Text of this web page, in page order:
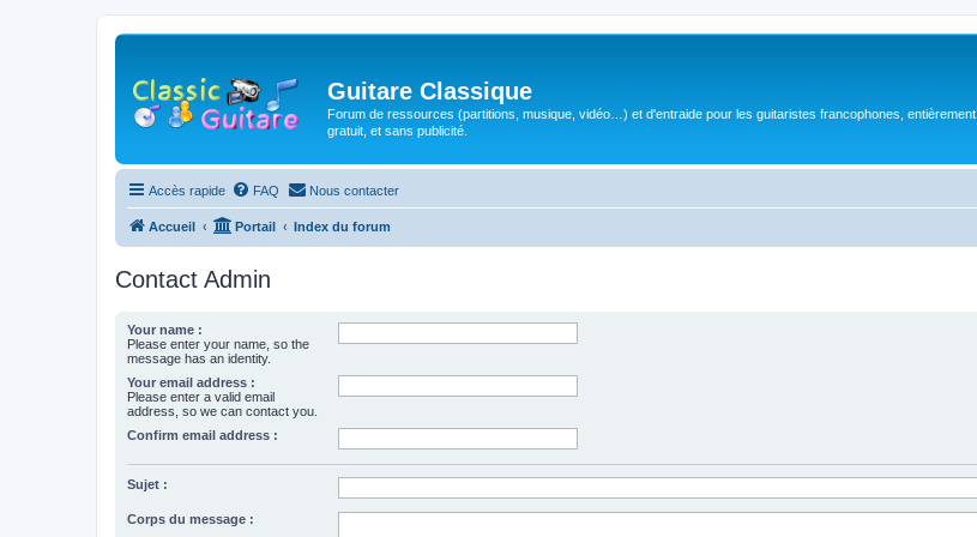
Guitare Classique
Forum de ressources (partitions, musique, vidéo…) et d'entraide pour les guitaristes francophones, entièrement
gratuit, et sans publicité.
Accès rapide FAQ Nous contacter
Accueil Portail Index du forum
Contact Admin
Your name :
Please enter your name, so the
message has an identity.
Your email address :
Please enter a valid email
address, so we can contact you.
Confirm email address :
Sujet :
Corps du message :